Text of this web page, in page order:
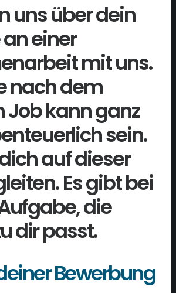
uns über dein
einer
mit uns.
nach dem
Job kann ganz
sein.
auf dieser
Es gibt bei
die
dir passt.
Bewerbung